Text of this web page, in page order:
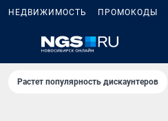
НЕДВИЖИМОСТЬ ПРОМОКОДЫ
Растет популярность дискаунтеров